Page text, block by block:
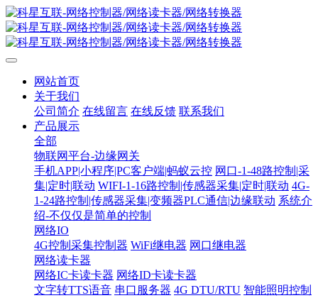
网站首页
关于我们
公司简介 在线留言 在线反馈 联系我们
产品展示
全部
物联网平台-边缘网关
手机APP|小程序|PC客户端|蚂蚁云控 网口-1-48路控制|采
集|定时|联动 WIFI-1-16路控制|传感器采集|定时|联动 4G-
1-24路控制|传感器采集|变频器PLC通信|边缘联动 系统介
绍-不仅仅是简单的控制
网络IO
4G控制采集控制器 WiFi继电器 网口继电器
网络读卡器
网络IC卡读卡器 网络ID卡读卡器
文字转TTS语音 串口服务器 4G DTU/RTU 智能照明控制